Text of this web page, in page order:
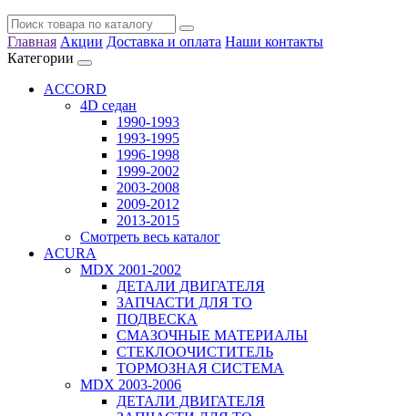
Главная Акции Доставка и оплата Наши контакты
Категории
ACCORD
4D седан
1990-1993
1993-1995
1996-1998
1999-2002
2003-2008
2009-2012
2013-2015
Смотреть весь каталог
ACURA
MDX 2001-2002
ДЕТАЛИ ДВИГАТЕЛЯ
ЗАПЧАСТИ ДЛЯ ТО
ПОДВЕСКА
СМАЗОЧНЫЕ МАТЕРИАЛЫ
СТЕКЛООЧИСТИТЕЛЬ
ТОРМОЗНАЯ СИСТЕМА
MDX 2003-2006
ДЕТАЛИ ДВИГАТЕЛЯ